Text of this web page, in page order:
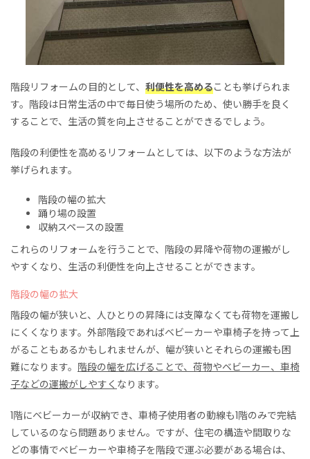
階段リフォームの目的として、 利便性を高めることも挙げられま
す。階段は日常生活の中で毎日使う場所のため、使い勝手を良く
することで、生活の質を向上させることができるでしょう。
階段の利便性を高めるリフォームとしては、以下のような方法が
挙げられます。
階段の幅の拡大
踊り場の設置
収納スペースの設置
これらのリフォームを行うことで、階段の昇降や荷物の運搬がし
やすくなり、生活の利便性を向上させることができます。
階段の幅の拡大
階段の幅が狭いと、 人ひとりの昇降には支障なくても荷物を運搬し
にくくなります。外部階段であればベビーカーや車椅子を持って上
がることもあるかもしれませんが、幅が狭いとそれらの運搬も困
難になります。 階段の幅を広げることで、荷物やベビーカー、 車椅
子などの運搬がしやすく なります。
1階にベビーカーが収納でき、車椅子使用者の動線も1階のみで完結
しているのなら問題ありません。ですが、 住宅の構造や間取りな
どの事情でベビーカーや車椅子を階段で運ぶ必要がある場合は、